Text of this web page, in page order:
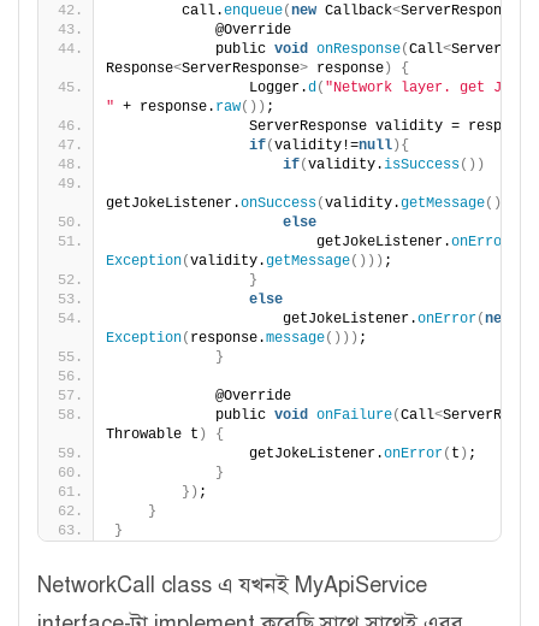
        call.
enqueue(new Callback<ServerResponse
            @Override
            public
void onResponse(Call<
Response<ServerResponse> response)
{
                Logger.
d ( "Network layer. get Joke
" + response. raw()) ;
ServerResponse validity =
if(validity!=null){
if(validity.isSuccess())
getJokeListener.onSuccess(validity.getMessage())
else
                        getJokeListener.
onError
Exception(validity.getMessage())) ;
}
else
                    getJokeListener.
onError(new
Exception( response.message())) ;
}
            @Override
            public
void onFailure(Call<
Throwable t )
{
                getJokeListener.
onError( t ) ;
}
}) ;
}
}
NetworkCall class এ যখনই MyApiService